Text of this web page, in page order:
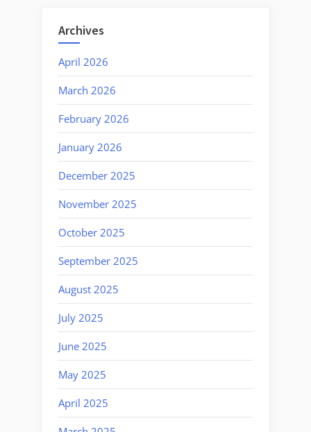
Archives
April 2026
March 2026
February 2026
January 2026
December 2025
November 2025
October 2025
September 2025
August 2025
July 2025
June 2025
May 2025
April 2025